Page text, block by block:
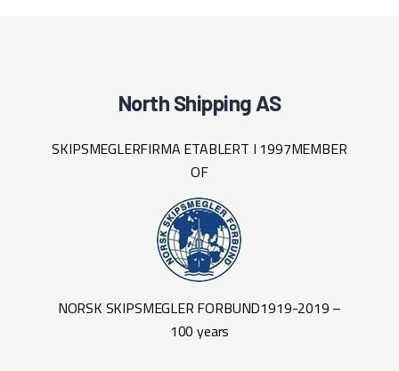
North Shipping AS
SKIPSMEGLERFIRMA ETABLERT I 1997MEMBER
OF
NORSK SKIPSMEGLER FORBUND1919-2019 –
100 years